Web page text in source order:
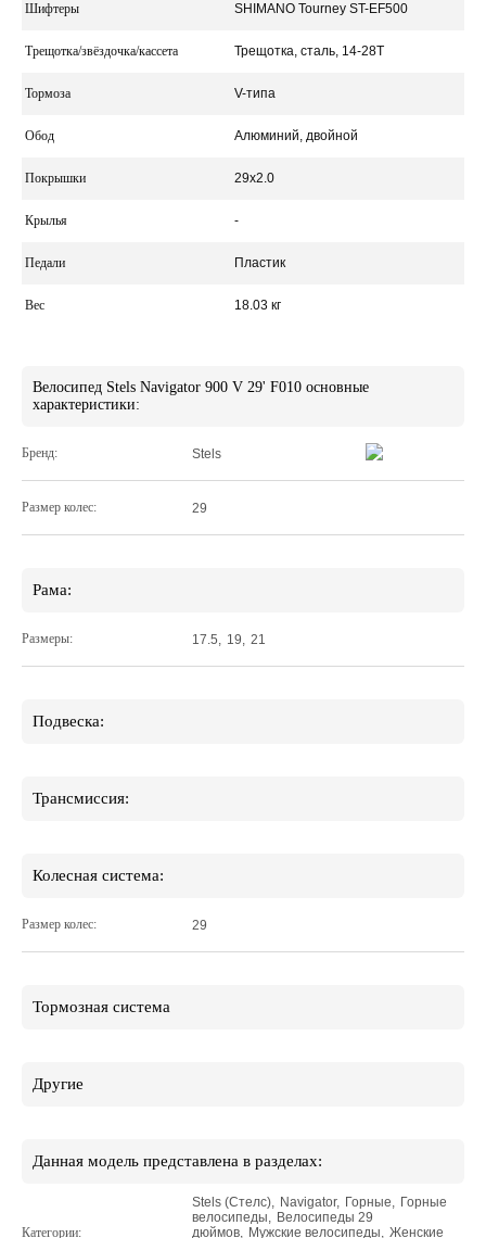
Шифтеры SHIMANO Tourney ST-EF500
Трещотка/звёздочка/кассета Трещотка, сталь, 14-28Т
Тормоза V-типа
Обод Алюминий, двойной
Покрышки 29x2.0
Крылья -
Педали Пластик
Вес 18.03 кг
Велосипед Stels Navigator 900 V 29' F010 основные
характеристики:
Бренд: Stels
Размер колес: 29
Рама:
Размеры: 17.5 19 21
Подвеска:
Трансмиссия:
Колесная система:
Размер колес: 29
Тормозная система
Другие
Данная модель представлена в разделах:
Категории:
Stels (Стелс), Navigator, Горные, Горные
велосипеды, Велосипеды 29
дюймов, Мужские велосипеды, Женские